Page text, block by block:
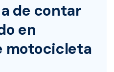
de contar
en
motocicleta